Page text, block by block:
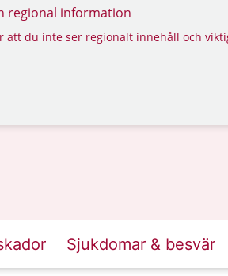
regional information
att du inte ser regionalt innehåll och
Sjukdomar & besvär